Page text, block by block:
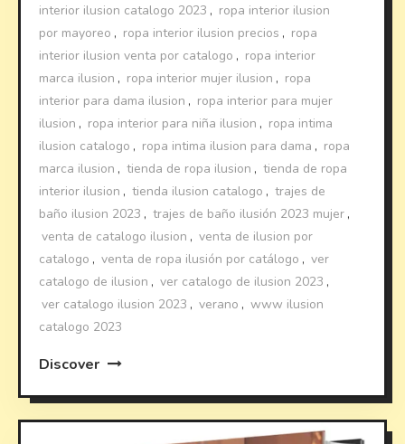
interior ilusion catalogo 2023 , ropa interior ilusion
por mayoreo , ropa interior ilusion precios , ropa
interior ilusion venta por catalogo , ropa interior
marca ilusion , ropa interior mujer ilusion , ropa
interior para dama ilusion , ropa interior para mujer
ilusion , ropa interior para niña ilusion , ropa intima
ilusion catalogo , ropa intima ilusion para dama , ropa
marca ilusion , tienda de ropa ilusion , tienda de ropa
interior ilusion , tienda ilusion catalogo , trajes de
baño ilusion 2023 , trajes de baño ilusión 2023 mujer ,
venta de catalogo ilusion , venta de ilusion por
catalogo , venta de ropa ilusión por catálogo , ver
catalogo de ilusion , ver catalogo de ilusion 2023 ,
ver catalogo ilusion 2023 , verano , www ilusion
catalogo 2023
Discover